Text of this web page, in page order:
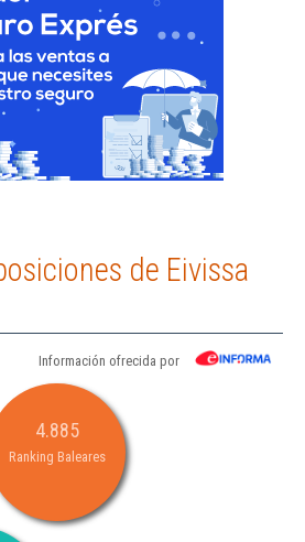
de Eivissa
Información ofrecida por
4.885
Ranking Baleares